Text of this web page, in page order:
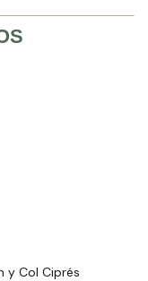
y Col Ciprés